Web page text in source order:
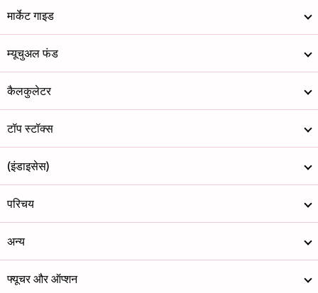
367 96376
इन्फो एज ( इ...
सेन्ट्रल डिप...
जियो फाइनेंश...
एच डी एफ सी ... 2545 108911.84
आईआईएफएल फाई...
मार्केट गाइड
म्यूचुअल फंड
कैलकुलेटर
टॉप स्टॉक्स
(इंडाइसेस)
परिचय
अन्य
फ्यूचर और ऑप्शन